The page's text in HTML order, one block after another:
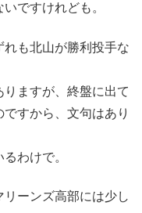
ですけれども。
も北山が勝利投手な
ますが、終盤に出て
すから、文句はあり
わけで。
ーンズ高部には少し